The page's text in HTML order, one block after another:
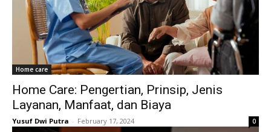
Home care
Home Care: Pengertian, Prinsip, Jenis
Layanan, Manfaat, dan Biaya
Yusuf Dwi Putra - February 17, 2024 0